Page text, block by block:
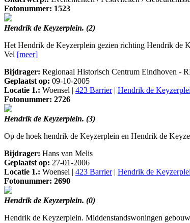
Fotonummer: 1523
Hendrik de Keyzerplein. (2)
Het Hendrik de Keyzerplein gezien richting Hendrik de
Vel [meer]
Bijdrager: Regionaal Historisch Centrum Eindhoven -
Geplaatst op: 09-10-2005
Locatie 1.: Woensel | 423 Barrier| Hendrik de
Fotonummer: 2726
Hendrik de Keyzerplein. (3)
Op de hoek hendrik de Keyzerplein en Hendrik de
Bijdrager: Hans van Melis
Geplaatst op: 27-01-2006
Locatie 1.: Woensel | 423 Barrier| Hendrik de
Fotonummer: 2690
Hendrik de Keyzerplein. (0)
Hendrik de Keyzerplein. Middenstandswoningen